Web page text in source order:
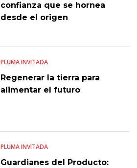
confianza que se hornea
desde el origen
PLUMA INVITADA
Regenerar la tierra para
alimentar el futuro
PLUMA INVITADA
Guardianes del Producto: